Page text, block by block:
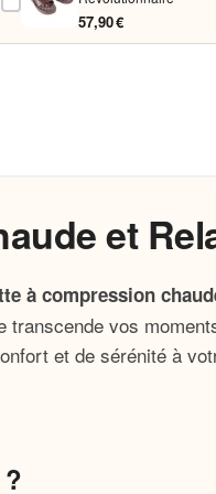
57,90 €
et
à compression
vos
et de sérénité à